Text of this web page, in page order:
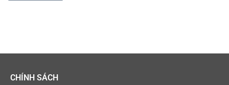
CHÍNH SÁCH